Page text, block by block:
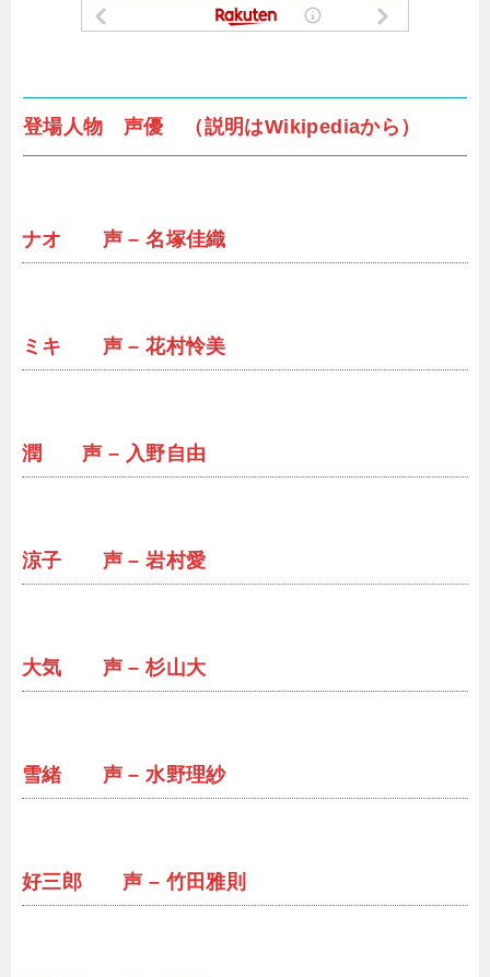
登場人物 声優 （説明はWikipediaから）
ナオ 声 – 名塚佳織
ミキ 声 – 花村怜美
潤 声 – 入野自由
涼子 声 – 岩村愛
大気 声 – 杉山大
雪緒 声 – 水野理紗
好三郎 声 – 竹田雅則